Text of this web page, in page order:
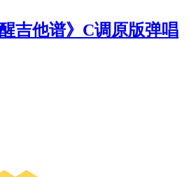
吉他谱》C调原版弹唱